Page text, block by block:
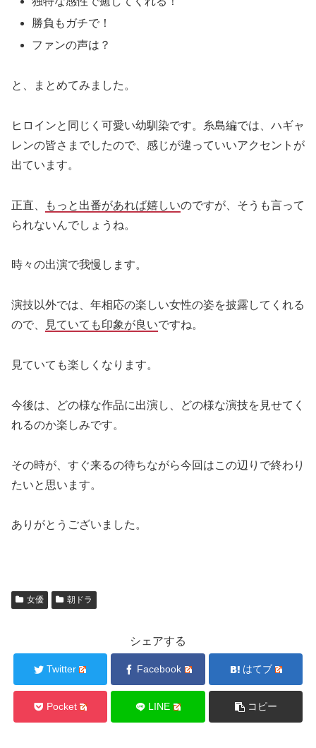
勝負もガチで！
ファンの声は？
と、まとめてみました。
ヒロインと同じく可愛い幼馴染です。糸島編では、ハギャ
レンの皆さまでしたので、感じが違っていいアクセントが
出ています。
正直、 もっと出番があれば嬉しいのですが、そうも言って
られないんでしょうね。
時々の出演で我慢します。
演技以外では、年相応の楽しい女性の姿を披露してくれる
ので、
見ていても印象が良いですね。
見ていても楽しくなります。
今後は、どの様な作品に出演し、どの様な演技を見せてく
れるのか楽しみです。
その時が、すぐ来るの待ちながら今回はこの辺りで終わり
たいと思います。
ありがとうございました。
女優 朝ドラ
シェアする
Twitter Facebook はてブ
Pocket LINE コピー